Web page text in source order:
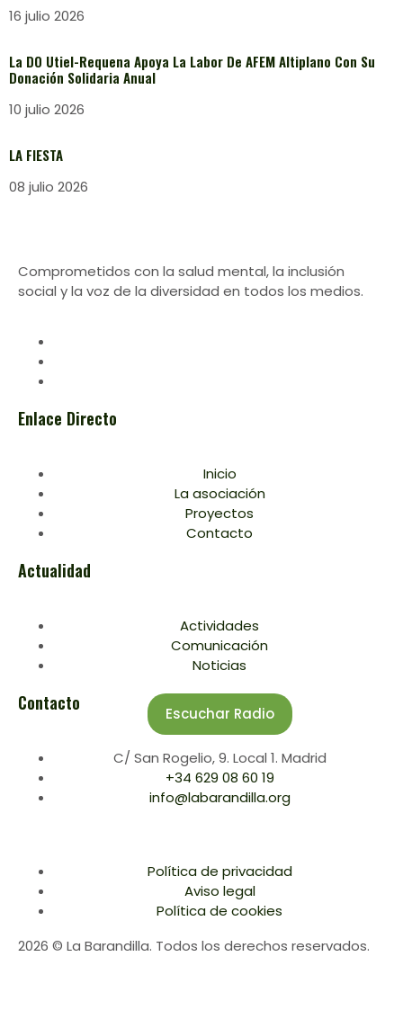
16 julio 2026
La DO Utiel-Requena Apoya La Labor De AFEM Altiplano Con Su
Donación Solidaria Anual
10 julio 2026
LA FIESTA
08 julio 2026
Comprometidos con la salud mental, la inclusión
social y la voz de la diversidad en todos los medios.
Enlace Directo
Inicio
La asociación
Proyectos
Contacto
Actualidad
Actividades
Comunicación
Noticias
Contacto
C/ San Rogelio, 9. Local 1. Madrid
+34 629 08 60 19
info@labarandilla.org
Escuchar Radio
2026 © La Barandilla. Todos los derechos reservados.
Política de privacidad
Aviso legal
Política de cookies